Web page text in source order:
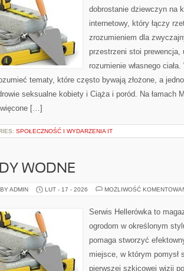
dobrostanie dziewczyn na
internetowy, który łączy
zrozumieniem dla
przestrzeni stoi prewencja,
rozumienie własnego
tematy, które często bywają złożone, a
seksualne kobiety i Ciąża i poród. Na łamach
[…]
SPOŁECZNOŚĆ I WYDARZENIA IT
WODNE
ADMIN LUT - 17 - 2026 MOŻLIWOŚĆ
Serwis Hellerówka to
ogrodom w określonym
pomaga stworzyć
miejsce, w którym pomysł
pierwszej szkicowej wizji